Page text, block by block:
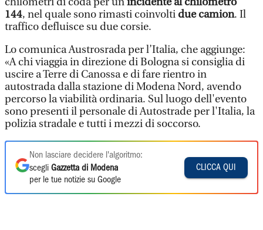
144, nel quale sono rimasti coinvolti due camion. Il
traffico defluisce su due corsie.
Lo comunica Austrosrada per l’Italia, che aggiunge:
«A chi viaggia in direzione di Bologna si consiglia di
uscire a Terre di Canossa e di fare rientro in
autostrada dalla stazione di Modena Nord, avendo
percorso la viabilità ordinaria. Sul luogo dell'evento
sono presenti il personale di Autostrade per l'Italia, la
polizia stradale e tutti i mezzi di soccorso.
Non lasciare decidere l'algoritmo:
scegli Gazzetta di Modena
per le tue notizie su Google
CLICCA QUI